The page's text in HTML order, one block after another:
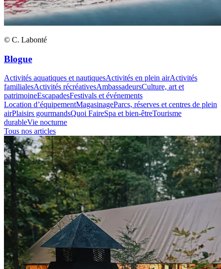
© C. Labonté
Blogue
Activités aquatiques et nautiquesActivités en plein airActivités
familialesActivités récréativesAmbassadeursCulture, art et
patrimoineEscapadesFestivals et événements
Location d’équipementMagasinageParcs, réserves et centres de plein
airPlaisirs gourmandsQuoi FaireSpa et bien-êtreTourisme
durableVie nocturne
Tous nos articles